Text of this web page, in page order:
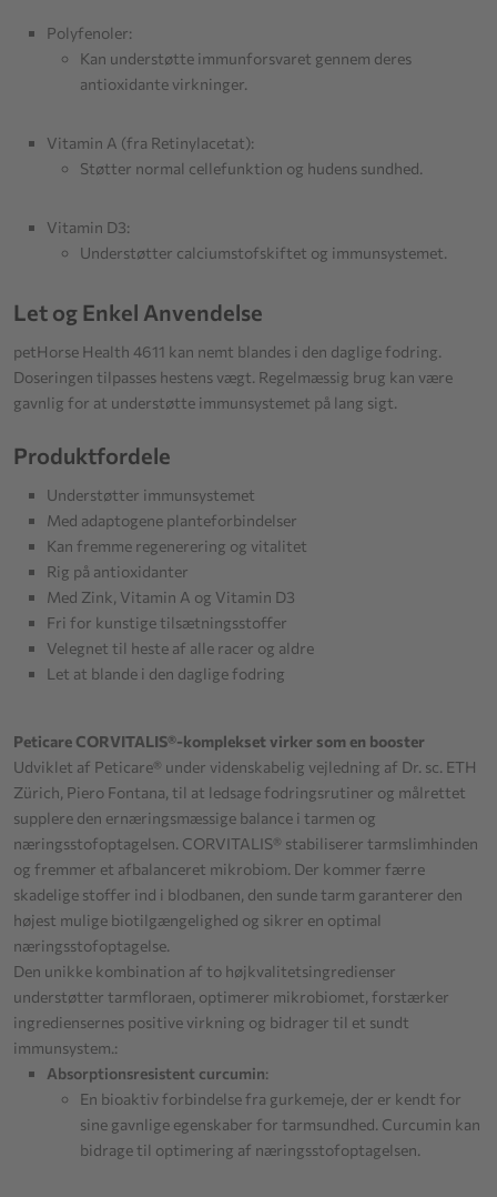
Polyfenoler:
Kan understøtte immunforsvaret gennem deres
antioxidante virkninger.
Vitamin A (fra Retinylacetat):
Støtter normal cellefunktion og hudens sundhed.
Vitamin D3:
Understøtter calciumstofskiftet og immunsystemet.
Let og Enkel Anvendelse
petHorse Health 4611 kan nemt blandes i den daglige fodring.
Doseringen tilpasses hestens vægt. Regelmæssig brug kan være
gavnlig for at understøtte immunsystemet på lang sigt.
Produktfordele
Understøtter immunsystemet
Med adaptogene planteforbindelser
Kan fremme regenerering og vitalitet
Rig på antioxidanter
Med Zink, Vitamin A og Vitamin D3
Fri for kunstige tilsætningsstoffer
Velegnet til heste af alle racer og aldre
Let at blande i den daglige fodring
Peticare CORVITALIS®-komplekset virker som en booster
Udviklet af Peticare® under videnskabelig vejledning af Dr. sc. ETH
Zürich, Piero Fontana, til at ledsage fodringsrutiner og målrettet
supplere den ernæringsmæssige balance i tarmen og
næringsstofoptagelsen. CORVITALIS® stabiliserer tarmslimhinden
og fremmer et afbalanceret mikrobiom. Der kommer færre
skadelige stoffer ind i blodbanen, den sunde tarm garanterer den
højest mulige biotilgængelighed og sikrer en optimal
næringsstofoptagelse.
Den unikke kombination af to højkvalitetsingredienser
understøtter tarmfloraen, optimerer mikrobiomet, forstærker
ingrediensernes positive virkning og bidrager til et sundt
immunsystem.:
Absorptionsresistent curcumin:
En bioaktiv forbindelse fra gurkemeje, der er kendt for
sine gavnlige egenskaber for tarmsundhed. Curcumin kan
bidrage til optimering af næringsstofoptagelsen.